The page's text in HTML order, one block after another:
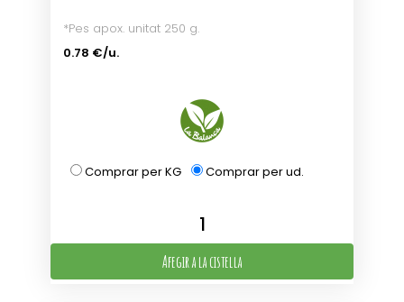
*Pes apox. unitat 250 g.
0.78 €/u.
Comprar per KG Comprar per ud.
Afegir a la cistella